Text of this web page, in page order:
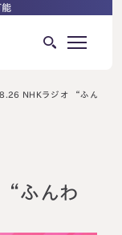
NHKラジオ “ふんわり
ふんわ